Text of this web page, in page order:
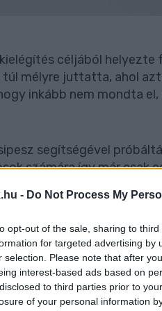
- Do Not Process My
opt-out of the sale, sharing to
for targeted advertising by
selection. Please note that after
interest-based ads based on
to third parties prior to
of your personal information
céljából helyezte
mélyre juttatta, ahol
inkább nem mondta
segítségével
számára így már csak
végbeléből. Az 54
lapbanírták le az
egy idegen tárgy
ezeknek a száma. Az
többségében a